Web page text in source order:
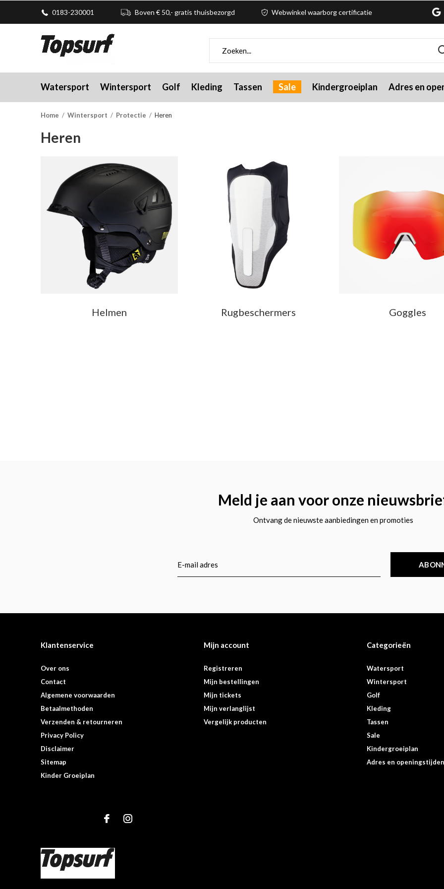
Watersport Wintersport Golf Kleding Tassen Sale Kindergroeiplan Adres en
0183-230001 Boven € 50,- gratis thuisbezorgd Webwinkel waarborg certificatie
Home Wintersport Protectie Heren
Heren
Helmen Rugbeschermers Goggles
Meld je aan voor onze
Ontvang de nieuwste aanbiedingen en promoties
Klantenservice
Over ons
Contact
Algemene voorwaarden
Betaalmethoden
Verzenden & retourneren
Privacy Policy
Disclaimer
Sitemap
Kinder Groeiplan
Mijn account
Registreren
Mijn bestellingen
Mijn tickets
Mijn verlanglijst
Vergelijk producten
Categorieën
Watersport
Wintersport
Golf
Kleding
Tassen
Sale
Kindergroeiplan
Adres en openingstijden